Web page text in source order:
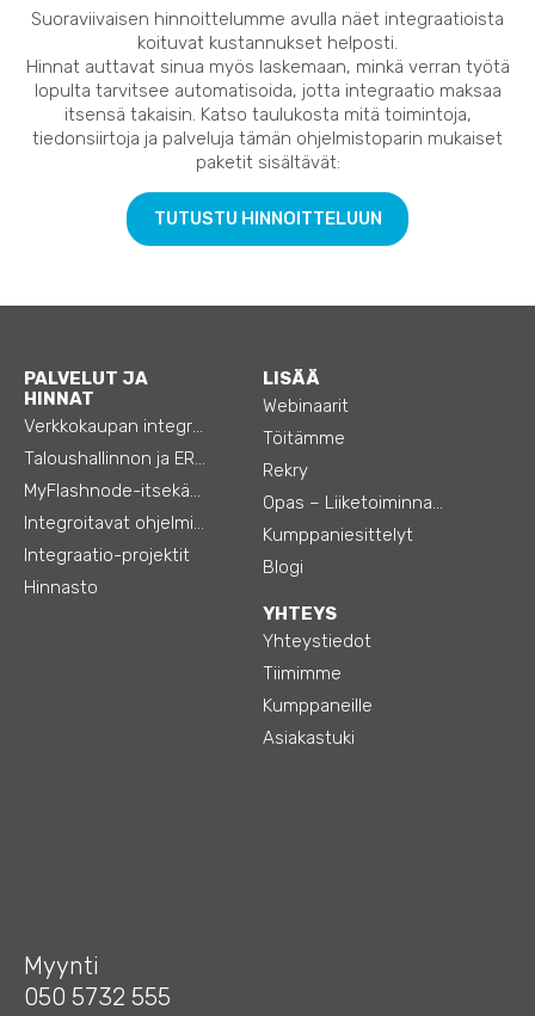
Suoraviivaisen hinnoittelumme avulla näet integraatioista
koituvat kustannukset helposti.
Hinnat auttavat sinua myös laskemaan, minkä verran työtä
lopulta tarvitsee automatisoida, jotta integraatio maksaa
itsensä takaisin. Katso taulukosta mitä toimintoja,
tiedonsiirtoja ja palveluja tämän ohjelmistoparin mukaiset
paketit sisältävät:
TUTUSTU HINNOITTELUUN
PALVELUT JA
HINNAT
Verkkokaupan integraatiot
Taloushallinnon ja ERP:n integraatiot
MyFlashnode-itsekäyttö-automaatio
Integroitavat ohjelmistot
Integraatio-projektit
Hinnasto
LISÄÄ
Webinaarit
Töitämme
Rekry
Opas – Liiketoiminnan tehostamiseen
Kumppaniesittelyt
Blogi
YHTEYS
Yhteystiedot
Tiimimme
Kumppaneille
Asiakastuki
Myynti
050 5732 555